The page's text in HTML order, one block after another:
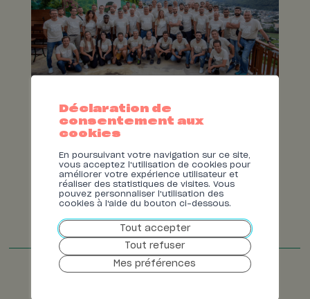
Nous n’avons actuellement pas de poste ouvert.
Pour tout renseignement, écrivez-nous à
Déclaration de
consentement aux
cookies
En poursuivant votre navigation sur ce site,
vous acceptez l'utilisation de cookies pour
améliorer votre expérience utilisateur et
réaliser des statistiques de visites. Vous
pouvez personnaliser l'utilisation des
cookies à l'aide du bouton ci-dessous.
Tout accepter
Tout refuser
Mes préférences